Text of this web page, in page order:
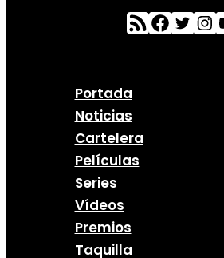
Portada
Noticias
Cartelera
Películas
Series
Vídeos
Premios
Taquilla